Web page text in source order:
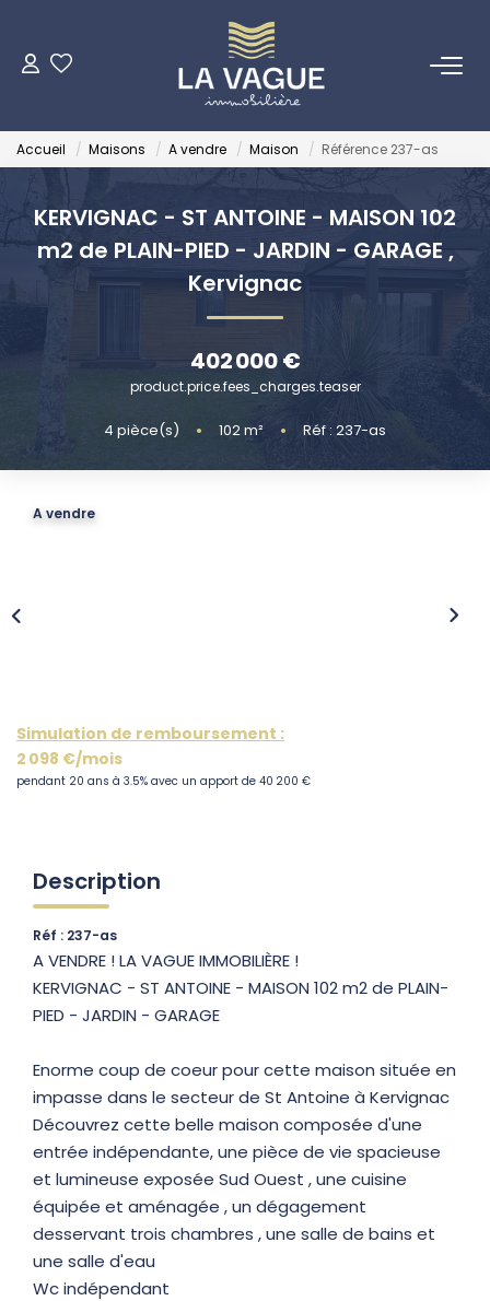
ACHETER
LOUER
ESTIMER
NOTRE AGENCE
Qui Sommes Nous
INVESTISSEURS
Accueil Maisons A vendre Maison Référence 237-as
KERVIGNAC - ST ANTOINE - MAISON 102
m2 de PLAIN-PIED - JARDIN - GARAGE ,
Kervignac
402 000 €
product.price.fees_charges.teaser
4 pièce(s) • 102m² • Réf : 237-as
A vendre
Simulation de remboursement :
2 098 €/mois
pendant 20 ans à 3.5% avec un apport de 40 200 €
Description
Réf : 237-as
A VENDRE ! LA VAGUE IMMOBILIÈRE !
KERVIGNAC - ST ANTOINE - MAISON 102 m2 de PLAIN-
PIED - JARDIN - GARAGE
Enorme coup de coeur pour cette maison située en
impasse dans le secteur de St Antoine à Kervignac
Découvrez cette belle maison composée d'une
entrée indépendante, une pièce de vie spacieuse
et lumineuse exposée Sud Ouest , une cuisine
équipée et aménagée , un dégagement
desservant trois chambres , une salle de bains et
une salle d'eau
Wc indépendant